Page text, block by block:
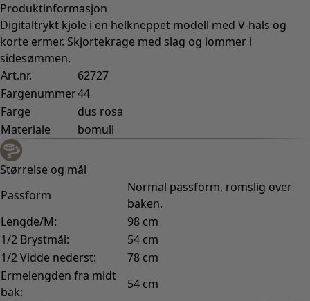
Produktinformasjon
Digitaltrykt kjole i en helkneppet modell med V-hals og
korte ermer. Skjortekrage med slag og lommer i
sidesømmen.
Art.nr.
62727
Fargenummer44
Farge
dus rosa
Materiale
bomull
Størrelse og mål
Passform
Normal passform, romslig over
baken.
Lengde/M:
98 cm
1/2 Brystmål:
54 cm
1/2 Vidde nederst:
78 cm
Ermelengden fra midt
bak:
54 cm